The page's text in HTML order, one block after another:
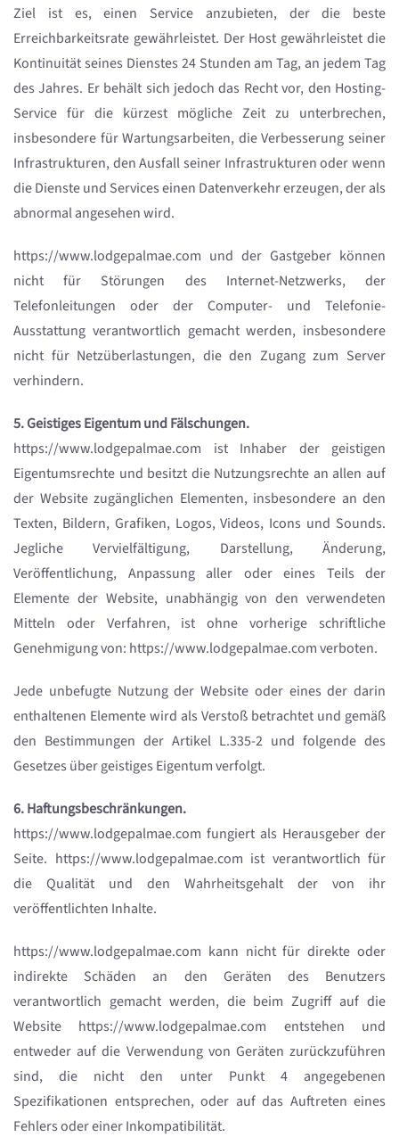
Ziel ist es, einen Service anzubieten, der die beste
Erreichbarkeitsrate gewährleistet. Der Host gewährleistet die
Kontinuität seines Dienstes 24 Stunden am Tag, an jedem Tag
des Jahres. Er behält sich jedoch das Recht vor, den Hosting-
Service für die kürzest mögliche Zeit zu unterbrechen,
insbesondere für Wartungsarbeiten, die Verbesserung seiner
Infrastrukturen, den Ausfall seiner Infrastrukturen oder wenn
die Dienste und Services einen Datenverkehr erzeugen, der als
abnormal angesehen wird.
https://www.lodgepalmae.com und der Gastgeber können
nicht für Störungen des Internet-Netzwerks, der
Telefonleitungen oder der Computer- und Telefonie-
Ausstattung verantwortlich gemacht werden, insbesondere
nicht für Netzüberlastungen, die den Zugang zum Server
verhindern.
5. Geistiges Eigentum und Fälschungen.
https://www.lodgepalmae.com ist Inhaber der geistigen
Eigentumsrechte und besitzt die Nutzungsrechte an allen auf
der Website zugänglichen Elementen, insbesondere an den
Texten, Bildern, Grafiken, Logos, Videos, Icons und Sounds.
Jegliche Vervielfältigung, Darstellung, Änderung,
Veröffentlichung, Anpassung aller oder eines Teils der
Elemente der Website, unabhängig von den verwendeten
Mitteln oder Verfahren, ist ohne vorherige schriftliche
Genehmigung von: https://www.lodgepalmae.com verboten.
Jede unbefugte Nutzung der Website oder eines der darin
enthaltenen Elemente wird als Verstoß betrachtet und gemäß
den Bestimmungen der Artikel L.335-2 und folgende des
Gesetzes über geistiges Eigentum verfolgt.
6. Haftungsbeschränkungen.
https://www.lodgepalmae.com fungiert als Herausgeber der
Seite. https://www.lodgepalmae.com ist verantwortlich für
die Qualität und den Wahrheitsgehalt der von ihr
veröffentlichten Inhalte.
https://www.lodgepalmae.com kann nicht für direkte oder
indirekte Schäden an den Geräten des Benutzers
verantwortlich gemacht werden, die beim Zugriff auf die
Website https://www.lodgepalmae.com entstehen und
entweder auf die Verwendung von Geräten zurückzuführen
sind, die nicht den unter Punkt 4 angegebenen
Spezifikationen entsprechen, oder auf das Auftreten eines
Fehlers oder einer Inkompatibilität.